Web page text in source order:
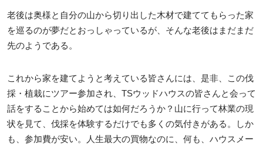
老後は奥様と自分の山から切り出した木材で建ててもらった家
を巡るのが夢だとおっしゃっているが、そんな老後はまだまだ
先のようである。
これから家を建てようと考えている皆さんには、是非、この伐
採・植栽にツアー参加され、TSウッドハウスの皆さんと会って
話をすることから始めては如何だろうか？山に行って林業の現
状を見て、伐採を体験するだけでも多くの気付きがある。しか
も、参加費が安い。人生最大の買物なのに、何も、ハウスメー